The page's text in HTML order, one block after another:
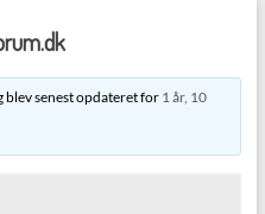
blev senest opdateret for 1 år, 10